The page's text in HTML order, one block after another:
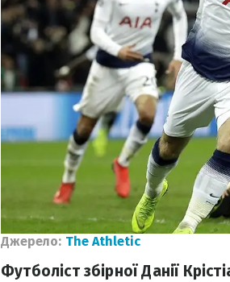
Джерело: The Athletic
Футболіст збірної Данії